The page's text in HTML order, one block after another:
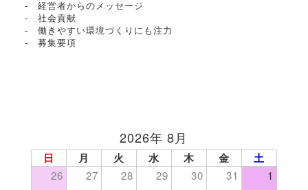
- 経営者からのメッセージ
- 社会貢献
- 働きやすい環境づくりにも注力
- 募集要項
2026年 8月
日 月 火 水 木 金 土
26 27 28 29 30 31 1